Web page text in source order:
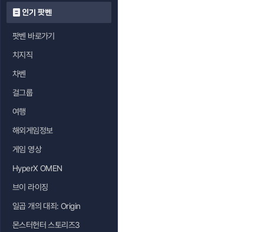
인기 팟벤
팟벤 바로가기
치지직
차벤
걸그룹
여행
해외게임정보
게임 영상
HyperX OMEN
브이 라이징
일곱 개의 대죄: Origin
몬스터헌터 스토리즈3